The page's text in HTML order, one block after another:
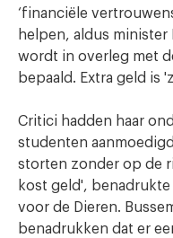
‘financiële
helpen, aldus minister
wordt in overleg met
bepaald. Extra geld is
Critici hadden haar
studenten
storten zonder op de
kost geld',
voor de Dieren.
benadrukken dat er